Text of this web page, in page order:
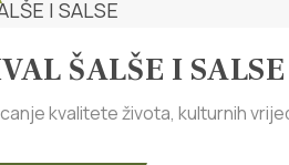
ŠALŠE I SALSE
kvalitete života, kulturnih